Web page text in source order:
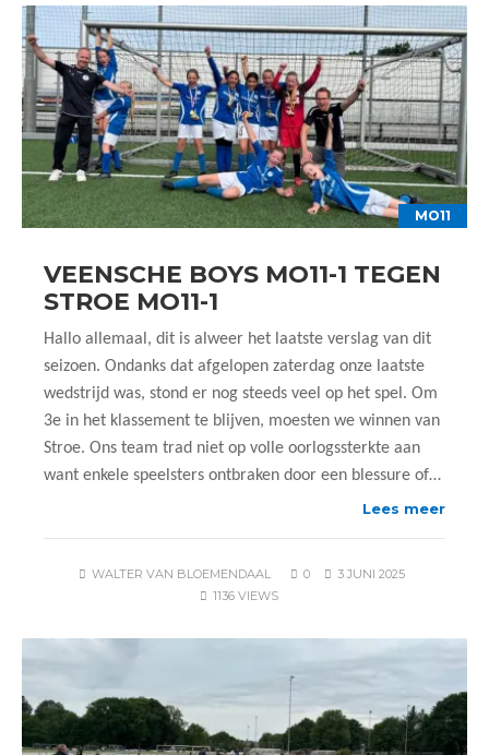
MO11
VEENSCHE BOYS MO11-1 TEGEN
STROE MO11-1
Hallo allemaal, dit is alweer het laatste verslag van dit
seizoen. Ondanks dat afgelopen zaterdag onze laatste
wedstrijd was, stond er nog steeds veel op het spel. Om
3e in het klassement te blijven, moesten we winnen van
Stroe. Ons team trad niet op volle oorlogssterkte aan
want enkele speelsters ontbraken door een blessure of…
Lees meer
WALTER VAN BLOEMENDAAL 0
3 JUNI 2025
1136 VIEWS